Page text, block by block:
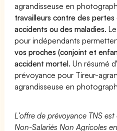
agrandisseuse en
travailleurs contre des pertes
accidents ou des maladies.
pour indépendants
vos proches (conjoint et
accident mortel. Un résumé
prévoyance pour Tireur-
agrandisseuse en
L’offre de prévoyance TNS
Non-Salariés Non Agricoles